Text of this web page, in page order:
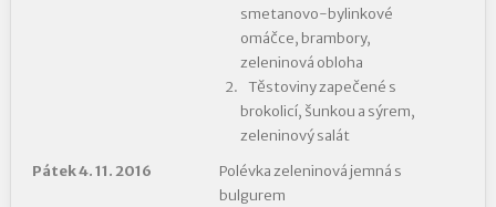
smetanovo-bylinkové
omáčce, brambory,
zeleninová obloha
Těstoviny zapečené s
brokolicí, šunkou a sýrem,
zeleninový salát
Pátek 4. 11. 2016
Polévka zeleninová jemná s
bulgurem